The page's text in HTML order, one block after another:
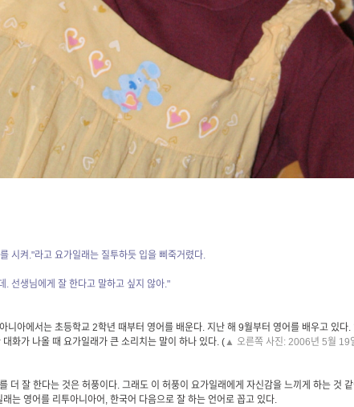
시켜."라고 요가일래는 질투하듯 입을 삐죽거렸다.
. 선생님에게 잘 한다고 말하고 싶지 않아."
니아에서는 초등학교 2학년 때부터 영어를 배운다. 지난 해 9월부터 영어를 배우고 있다.
화가 나올 때 요가일래가 큰 소리치는 말이 하나 있다. (▲ 오른쪽 사진: 2006년 5월 19
더 잘 한다는 것은 허풍이다. 그래도 이 허풍이 요가일래에게 자신감을 느끼게 하는 것
는 영어를 리투아니아어, 한국어 다음으로 잘 하는 언어로 꼽고 있다.